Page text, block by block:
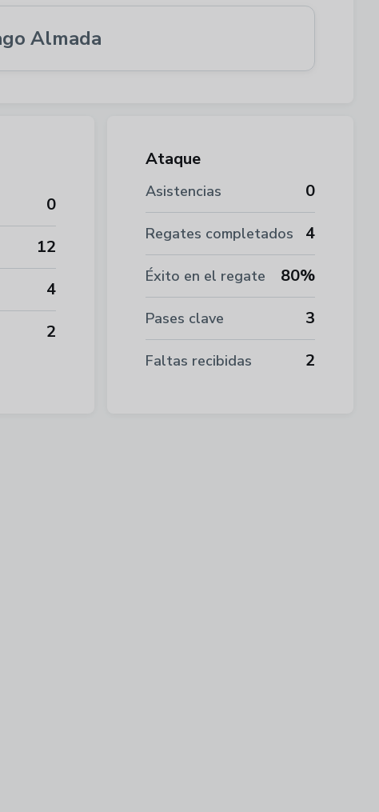
Almada
Ataque
Asistencias 0
Regates completados 4
Éxito en el regate 80%
Pases clave 3
Faltas recibidas 2
0
12
4
2